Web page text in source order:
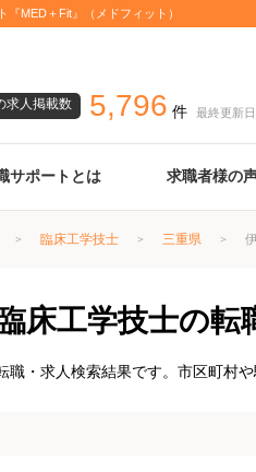
MED＋Fit』（メドフィット）
求人掲載数 5,796 件 最終更新
サポートとは 求職者様の
臨床検査技師
診療放射線技師
臨床工学技士
医療事務
調剤薬局事務
理学療法士
作業療法士
言語聴覚士
機能訓練指導員
視能訓練士
看護師
薬剤師
臨床工学技士 三重県
床工学技士の転
職・求人検索結果です。市区町村